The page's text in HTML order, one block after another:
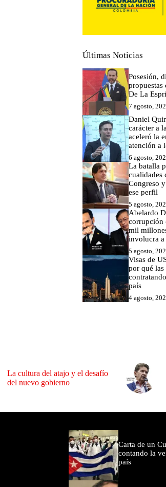
Últimas Noticias
Posesión,
propuestas
De La
7 agosto,
Daniel
carácter a
aceleró la
atención a
6 agosto,
La batalla
cualidades
Congreso
ese perfil
5 agosto,
Abelardo
corrupción
mil
involucra
5 agosto,
Visas de
por qué las
país
4 agosto,
La cultura del atajo y el desafío
del nuevo gobierno
Carta de un
contando la
país